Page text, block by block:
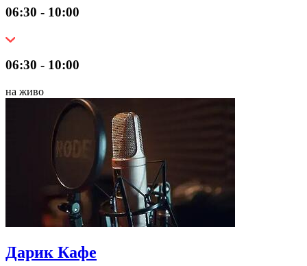
06:30 - 10:00
06:30 - 10:00
на живо
Дарик Кафе